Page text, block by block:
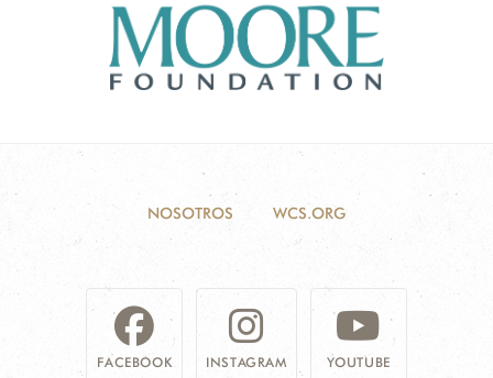
NOSOTROS WCS.ORG
FACEBOOK INSTAGRAM YOUTUBE